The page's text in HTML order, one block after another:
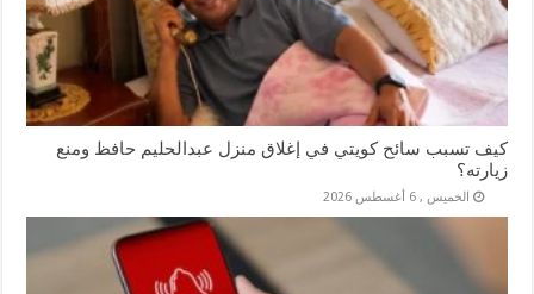
كيف تسبب سائح كويتي في إغلاق منزل عبدالحليم حافظ ومنع
زيارته؟
الخميس , 6 أغسطس 2026